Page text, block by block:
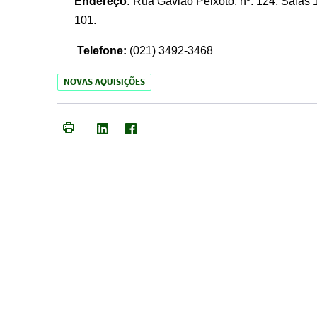
101.
Telefone: (021) 3492-3468
NOVAS AQUISIÇÕES